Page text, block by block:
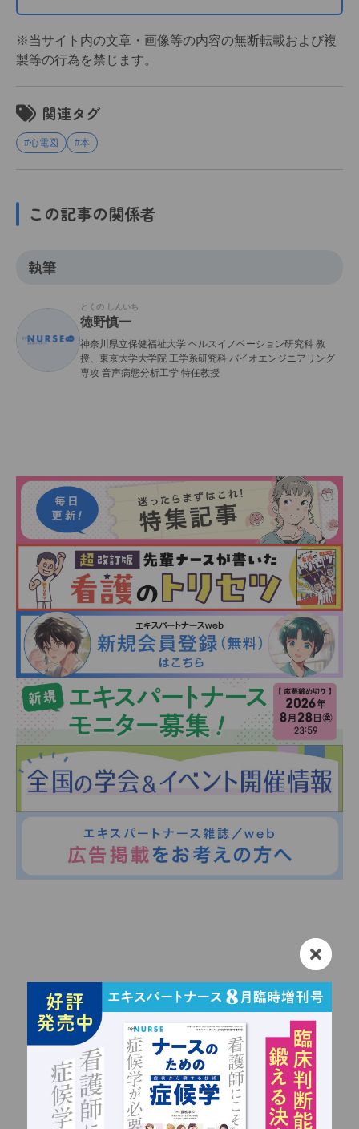
※当サイト内の文章・画像等の内容の無断転載および複
製等の行為を禁じます。
関連タグ
#心電図 #本
この記事の関係者
執筆
とくの しんいち
徳野慎一
神奈川県立保健福祉大学 ヘルスイノベーション研究科 教
授、東京大学大学院 工学系研究科 バイオエンジニアリング
専攻 音声病態分析工学 特任教授